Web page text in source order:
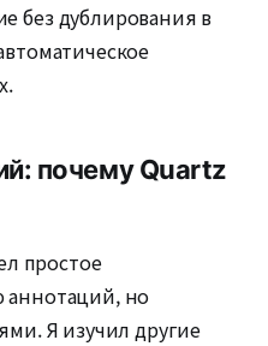
без дублирования в
почему Quartz
простое
но
Я изучил другие